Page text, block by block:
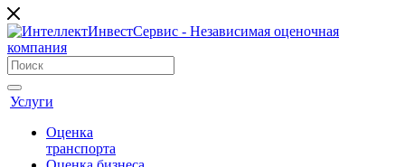
Услуги
Оценка
транcпорта